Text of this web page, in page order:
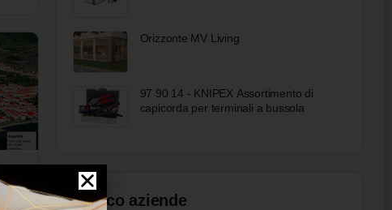
Orizzonte MV Living
97 90 14 - KNIPEX Assortimento di
capicorda per terminali a bussola
Elenco aziende